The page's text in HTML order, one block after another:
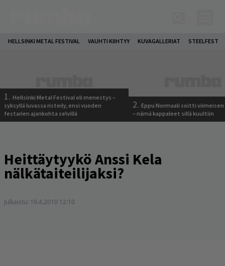
HELLSINKI METAL FESTIVAL VAUHTI KIIHTYY KUVAGALLERIAT STEELFEST
1. Hellsinki Metal Festival oli menestys –
syksyllä luvassa risteily, ensi vuoden
festarien ajankohta selvillä
2. Eppu Normaali soitti viimeisen
– nämä kappaleet sillä kuultiin
Heittäytyykö Anssi Kela
nälkätaiteilijaksi?
Julkaistu: 19.4.2010 12:10